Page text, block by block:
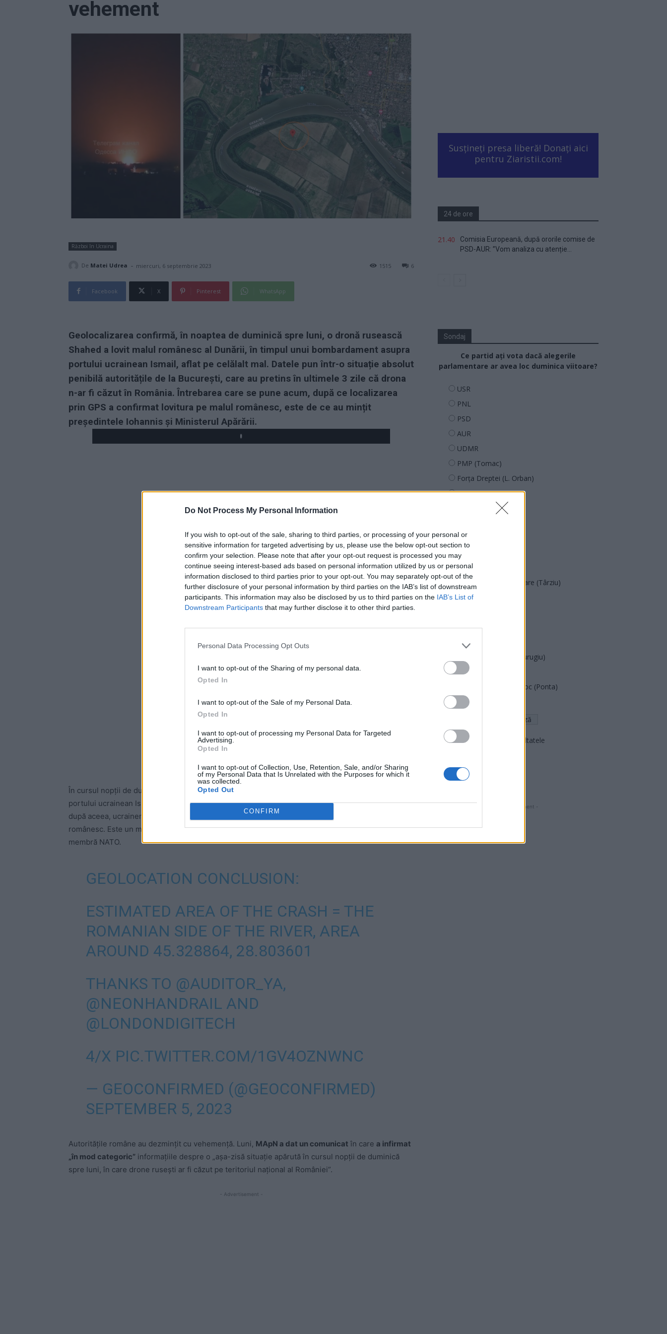
Do Not Process My Personal Information
If you wish to opt-out of the sale, sharing to third parties, or processing of your personal or
sensitive information for targeted advertising by us, please use the below opt-out section to
confirm your selection. Please note that after your opt-out request is processed you may
continue seeing interest-based ads based on personal information utilized by us or personal
information disclosed to third parties prior to your opt-out. You may separately opt-out of the
further disclosure of your personal information by third parties on the IAB’s list of downstream
participants. This information may also be disclosed by us to third parties on the IAB’s List of
Downstream Participants that may further disclose it to other third parties.
Personal Data Processing Opt Outs
I want to opt-out of the Sharing of my personal data.
Opted In
I want to opt-out of the Sale of my Personal Data.
Opted In
I want to opt-out of processing my Personal Data for Targeted
Advertising.
Opted In
I want to opt-out of Collection, Use, Retention, Sale, and/or Sharing
of my Personal Data that Is Unrelated with the Purposes for which it
was collected.
Opted Out
CONFIRM
vehement
Război în Ucraina
De Matei Udrea - miercuri, 6 septembrie 2023 6
1515
Facebook X Pinterest WhatsApp
Geolocalizarea confirmă, în noaptea de duminică spre luni, o dronă rusească
Shahed a lovit malul românesc al Dunării, în timpul unui bombardament asupra
portului ucrainean Ismail, aflat pe celălalt mal. Datele pun într-o situație absolut
penibilă autoritățile de la București, care au pretins în ultimele 3 zile că drona
n-ar fi căzut în România. Întrebarea care se pune acum, după ce localizarea
prin GPS a confirmat lovitura pe malul românesc, este de ce au mințit
președintele Iohannis și Ministerul Apărării.
ad
În cursul nopții de duminică spre luni, Rusia a lansat un nou bombardament cu drone asupra
portului ucrainean Ismail, aflat în Delta Dunării, pe malul stânng al brațului Chilia. La scurt timp
după aceea, ucrainenii au anunțat că una dintre dronele Shahed a căzut peste fluviu, pe malul
românesc. Este un moment potențial important, pentru că Rusia a lovit astfel teritoriul unei țări
membră NATO.
GEOLOCATION CONCLUSION:
ESTIMATED AREA OF THE CRASH = THE
ROMANIAN SIDE OF THE RIVER, AREA
AROUND 45.328864, 28.803601
THANKS TO @AUDITOR_YA,
@NEONHANDRAIL AND
@LONDONDIGITECH
4/X PIC.TWITTER.COM/1GV4OZNWNC
— GEOCONFIRMED (@GEOCONFIRMED)
SEPTEMBER 5, 2023
Autoritățile române au dezmințit cu vehemență. Luni, MApN a dat un comunicat în care a infirmat
„în mod categoric” informațiile despre o „așa-zisă situație apărută în cursul nopții de duminică
spre luni, în care drone rusești ar fi căzut pe teritoriul național al României”.
- Advertisement -
Susțineți presa liberă! Donați aici
pentru Ziaristii.com!
24 de ore
21.40
Comisia Europeană, după ororile comise de
PSD-AUR: ”Vom analiza cu atenție...
Sondaj
Ce partid ați vota dacă alegerile
parlamentare ar avea loc duminica viitoare?
USR
PNL
PSD
AUR
UDMR
PMP (Tomac)
Forța Dreptei (L. Orban)
PNȚMM
SOS (Șoșoacă)
POT (Gavrilă)
PACE (Peia)
Acțiunea Conservatoare (Târziu)
PDF (Lazarus)
PNȚCD (Pavelescu)
PNCR (Terheș)
Partidul Patrioților (Surugiu)
FAR (Coarnă)
România pe Primul Loc (Ponta)
Altul
Arată rezultatele
- Advertisment -